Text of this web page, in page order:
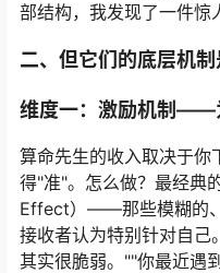
部结构，我发现了一件惊
二、但它们的底层机
维度一：激励机制——
算命先生的收入取决于你
得"准"。怎么做？最经典
Effect）——那些模糊的
接收者认为特别针对自己
其实很脆弱。""你最近遇